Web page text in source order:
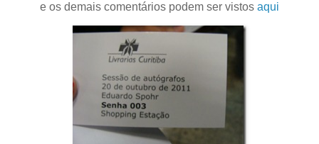
e os demais comentários podem ser vistos aqui